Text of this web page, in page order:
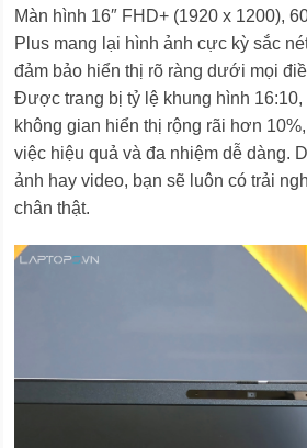
Màn hình 16″ FHD+ (1920 x 1200),
Plus mang lại hình ảnh cực kỳ sắc
đảm bảo hiển thị rõ ràng dưới mọi
Được trang bị tỷ lệ khung hình 16:10,
không gian hiển thị rộng rãi hơn
việc hiệu quả và đa nhiệm dễ dàng.
ảnh hay video, bạn sẽ luôn có trải
chân thật.